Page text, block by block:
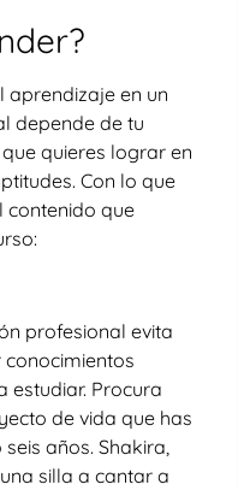
aprendizaje en un
depende de tu
quieres lograr en
Con lo que
contenido que
profesional evita
conocimientos
estudiar. Procura
de vida que has
años. Shakira,
silla a cantar a